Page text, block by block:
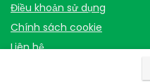
Điều khoản sử dụng
Chính sách cookie
Liên hệ